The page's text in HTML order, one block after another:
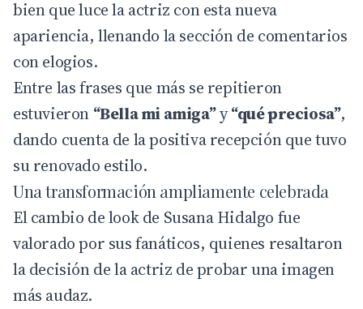
bien que luce la actriz con esta nueva
apariencia, llenando la sección de comentarios
con elogios.
Entre las frases que más se repitieron
estuvieron “Bella mi amiga”y“qué preciosa”,
dando cuenta de la positiva recepción que tuvo
su renovado estilo.
Una transformación ampliamente celebrada
El cambio de look de Susana Hidalgo fue
valorado por sus fanáticos, quienes resaltaron
la decisión de la actriz de probar una imagen
más audaz.